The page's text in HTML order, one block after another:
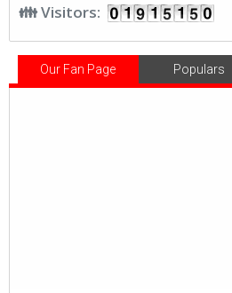
👪 Visitors:
Our Fan Page Populars